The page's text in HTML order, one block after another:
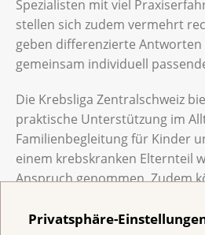
Privatsphäre-
Spezialisten mit viel
stellen sich zudem vermehrt
geben differenzierte
gemeinsam individuell
Die Krebsliga Zentralschweiz
praktische Unterstützung im
Familienbegleitung für Kinder
einem krebskranken Elternteil
Anspruch genommen. Zudem
eine praktische Hilfestellung